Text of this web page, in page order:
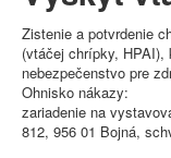
Zistenie a potvrdenie
(vtáčej chrípky,
nebezpečenstvo pre
Ohnisko nákazy:
zariadenie na
812, 956 01 Bojná,